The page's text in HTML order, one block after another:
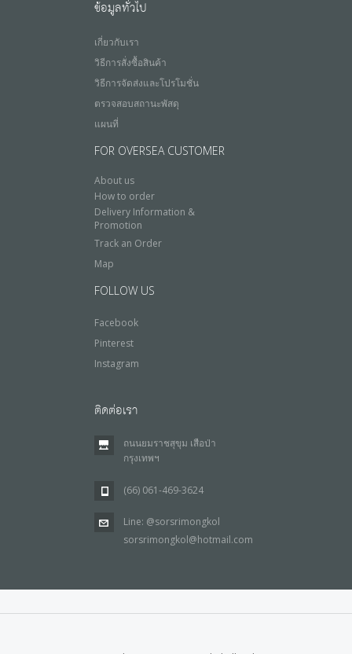
ข้อมูลทั่วไป
เกี่ยวกับเรา
วิธีการสั่งซื้อสินค้า
วิธีการจัดส่งและโปรโมชั่น
ตรวจสอบสถานะพัสดุ
แผนที่
FOR OVERSEA CUSTOMER
About us
How to order
Delivery Information &
Promotion
Track an Order
Map
FOLLOW US
Facebook
Pinterest
Instagram
ติดต่อเรา
ถนนยมราชสุขุม เสือป่า
กรุงเทพฯ
(66) 061-469-3624
Line: @sorsrimongkol
sorsrimongkol@hotmail.com